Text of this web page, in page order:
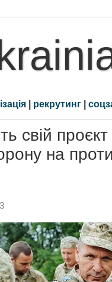
| рекрутинг |
свій
на